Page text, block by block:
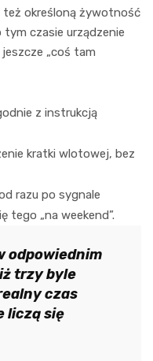
też określoną żywotność
tym czasie urządzenie
„coś tam
z instrukcją
kratki wlotowej, bez
razu po sygnale
tego „na weekend”.
odpowiednim
trzy byle
czas
liczą się